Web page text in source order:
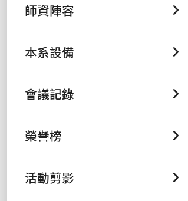
師資陣容
本系設備
會議記錄
榮譽榜
活動剪影